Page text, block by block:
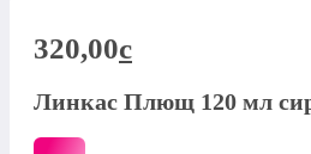
320,00c
Линкас Плющ 120 мл